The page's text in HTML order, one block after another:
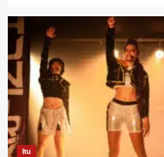
Itu